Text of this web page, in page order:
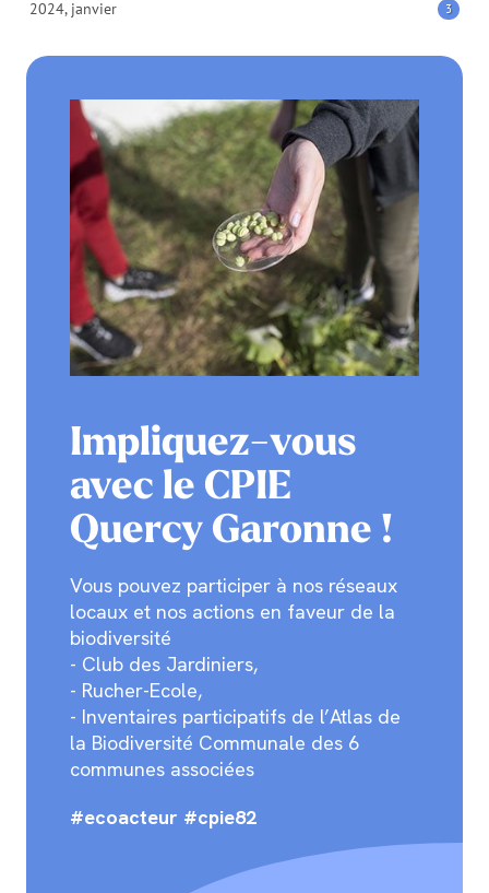
2024, janvier 3
Impliquez-vous
avec le CPIE
Quercy Garonne !
Vous pouvez participer à nos réseaux
locaux et nos actions en faveur de la
biodiversité
- Club des Jardiniers,
- Rucher-Ecole,
- Inventaires participatifs de l’Atlas de
la Biodiversité Communale des 6
communes associées
#ecoacteur #cpie82